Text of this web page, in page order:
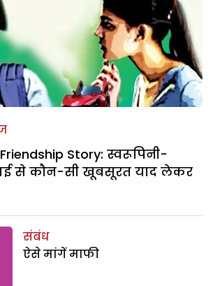
Story: स्वरूपिनी-
से कौन-सी खूबसूरत याद लेकर
संबंध
ऐसे मांगें माफी